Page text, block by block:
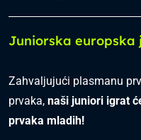
Juniorska europska
Zahvaljujući plasmanu
prvaka, naši juniori igrat
prvaka mladih!